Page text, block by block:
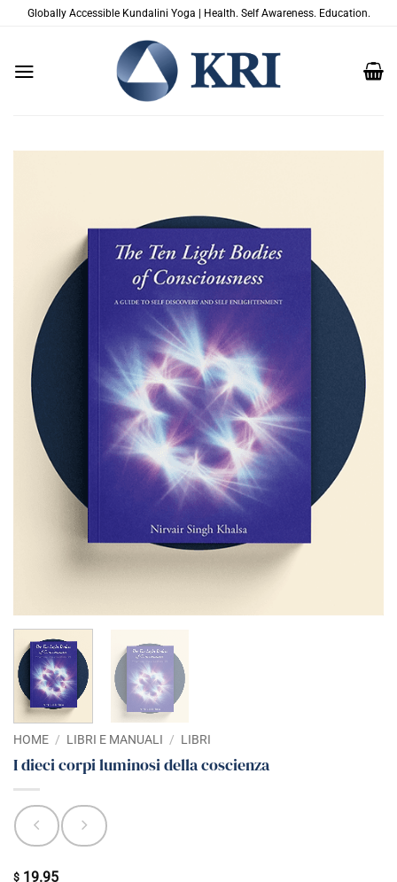
SaltaGlobally Accessible Kundalini Yoga | Health. Self Awareness. Education.
HOME / LIBRI E MANUALI / LIBRI
I dieci corpi luminosi della coscienza
$ 19.95